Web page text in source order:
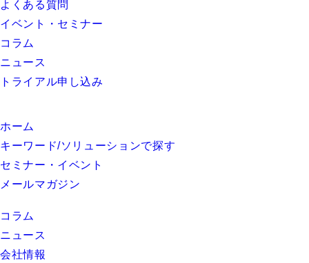
よくある質問
イベント・セミナー
コラム
ニュース
トライアル申し込み
ホーム
キーワード/ソリューションで探す
セミナー・イベント
メールマガジン
コラム
ニュース
会社情報